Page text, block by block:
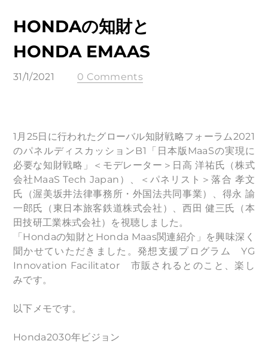
HONDAの知財と
HONDA EMAAS
31/1/2021 0 Comments
1月25日に行われたグローバル知財戦略フォーラム2021
のパネルディスカッションB1「日本版MaaSの実現に
必要な知財戦略」＜モデレーター＞日高 洋祐氏（株式
会社MaaS Tech Japan）、＜パネリスト＞落合 孝文
氏（渥美坂井法律事務所・外国法共同事業）、得永 諭
一郎氏（東日本旅客鉄道株式会社）、西田 健三氏（本
田技研工業株式会社）を視聴しました。
「Hondaの知財とHonda Maas関連紹介」を興味深く
聞かせていただきました。発想支援プログラム YG
Innovation Facilitator 市販されるとのこと、楽し
みです。
以下メモです。
Honda2030年ビジョン